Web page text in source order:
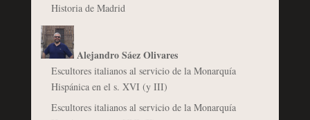
Historia de Madrid
Alejandro Sáez Olivares
Escultores italianos al servicio de la Monarquía
Hispánica en el s. XVI (y III)
Escultores italianos al servicio de la Monarquía